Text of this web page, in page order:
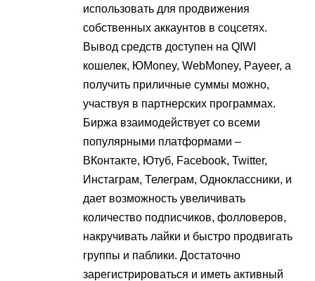
использовать для продвижения
собственных аккаунтов в соцсетях.
Вывод средств доступен на QIWI
кошелек, ЮMoney, WebMoney, Payeer, а
получить приличные суммы можно,
участвуя в партнерских программах.
Биржа взаимодействует со всеми
популярными платформами –
ВКонтакте, Ютуб, Facebook, Twitter,
Инстаграм, Телеграм, Одноклассники, и
дает возможность увеличивать
количество подписчиков, фолловеров,
накручивать лайки и быстро продвигать
группы и паблики. Достаточно
зарегистрироваться и иметь активный